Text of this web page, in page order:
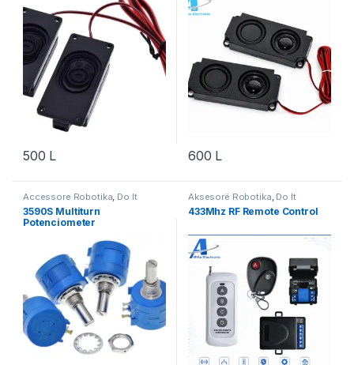
500 L 600 L
Accessore Robotika, Do It
Yourself,Robotika
3590S Multiturn
Potenciometer
Aksesorë Robotika, Do It
Yourself Robotika
433Mhz RF Remote Control